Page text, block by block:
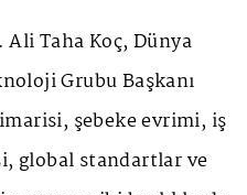
Taha Koç, Dünya
Grubu Başkanı
şebeke evrimi, iş
global standartlar ve